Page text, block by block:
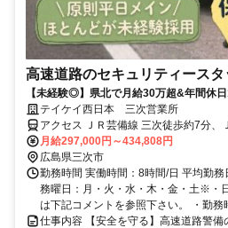
高速道路のセキュリティースタ
【未経験◎】県北で月給30万超&年間休
100％★先輩が優しい定着率が自慢の職場
テイケイ西日本 三次営業所
アクセス ＪＲ芸備線 三次徒歩約7分、
月給297,000円～434,808円
広島県三次市
勤務時間 実働時間：8時間/日 平均勤
務曜日：月・火・水・木・金・土※
は下記コメントを参照下さい。 ・勤務
仕事内容 【安全を守る】高速道路警